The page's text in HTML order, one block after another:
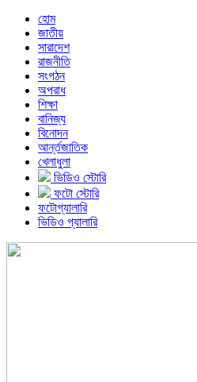
হোম
জাতীয়
সারাদেশ
রাজনীতি
সংগঠন
অপরাধ
শিক্ষা
বানিজ্য
বিনোদন
আর্ন্তজাতিক
খেলাধুলা
ভিডিও স্টোরি
ফটো স্টোরি
ফটোগ্যালারি
ভিডিও গ্যালারি